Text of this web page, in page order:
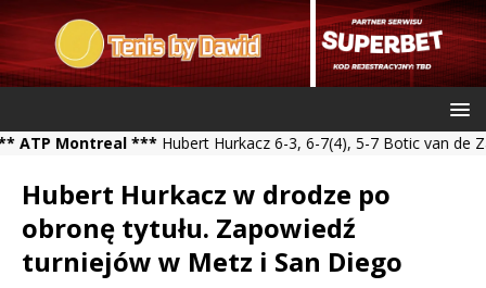
Montreal ***Hubert Hurkacz 6-3, 6-7(4), 5-7 Botic van de
Hubert Hurkacz w drodze po
obronę tytułu. Zapowiedź
turniejów w Metz i San Diego